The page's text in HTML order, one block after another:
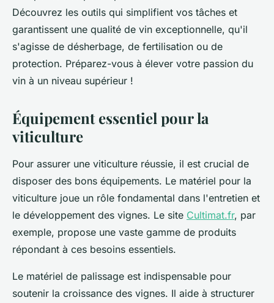
Découvrez les outils qui simplifient vos tâches et
garantissent une qualité de vin exceptionnelle, qu'il
s'agisse de désherbage, de fertilisation ou de
protection. Préparez-vous à élever votre passion du
vin à un niveau supérieur !
Équipement essentiel pour la
viticulture
Pour assurer une viticulture réussie, il est crucial de
disposer des bons équipements. Le matériel pour la
viticulture joue un rôle fondamental dans l'entretien et
le développement des vignes. Le site Cultimat.fr, par
exemple, propose une vaste gamme de produits
répondant à ces besoins essentiels.
Le matériel de palissage est indispensable pour
soutenir la croissance des vignes. Il aide à structurer